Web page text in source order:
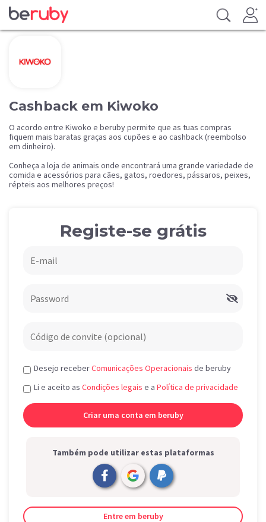
Cashback em Kiwoko
O acordo entre Kiwoko e beruby permite que as tuas compras
fiquem mais baratas graças aos cupões e ao cashback (reembolso
em dinheiro).
Conheça a loja de animais onde encontrará uma grande variedade de
comida e acessórios para cães, gatos, roedores, pássaros, peixes,
répteis aos melhores preços!
Registe-se grátis
Desejo receberComunicações Operacionais de beruby
Li e aceito as Condições legais e a Política de privacidade
Também pode utilizar estas plataformas
Entre em beruby